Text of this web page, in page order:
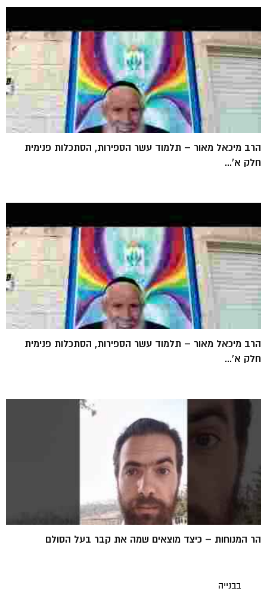
הרב מיכאל מאור – תלמוד עשר הספירות, הסתכלות פנימית
חלק א'...
הרב מיכאל מאור – תלמוד עשר הספירות, הסתכלות פנימית
חלק א'...
הר המנוחות – כיצד מוצאים שמה את קבר בעל הסולם
בבנייה